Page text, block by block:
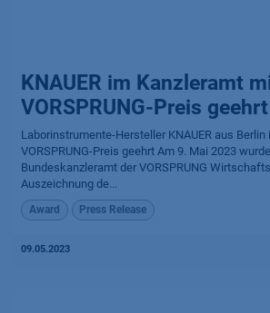
KNAUER im Kanzleramt
VORSPRUNG-Preis geehrt
Laborinstrumente-Hersteller KNAUER aus
VORSPRUNG-Preis geehrt Am 9. Mai 2023
Bundeskanzleramt der VORSPRUNG
Auszeichnung de...
Award Press Release
09.05.2023